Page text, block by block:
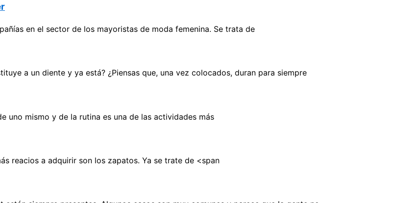
en el sector de los mayoristas de moda femenina. Se trata de
a un diente y ya está? ¿Piensas que, una vez colocados, duran para siempre
uno mismo y de la rutina es una de las actividades más
reacios a adquirir son los zapatos. Ya se trate de <span